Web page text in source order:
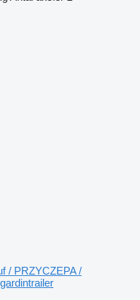
/ PRZYCZEPA /